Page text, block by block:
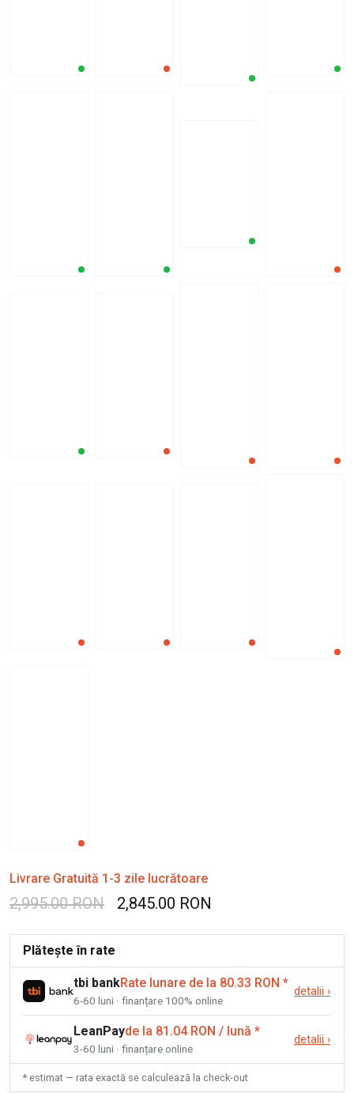
Livrare Gratuită 1-3 zile lucrătoare
2,995.00 RON 2,845.00 RON
Plătește în rate
tbi bankRate lunare de la 80.33 RON *
6-60 luni · finanțare 100% online
detalii ›
LeanPayde la 81.04 RON / lună *
3-60 luni · finanțare online
detalii ›
* estimat — rata exactă se calculează la check-out